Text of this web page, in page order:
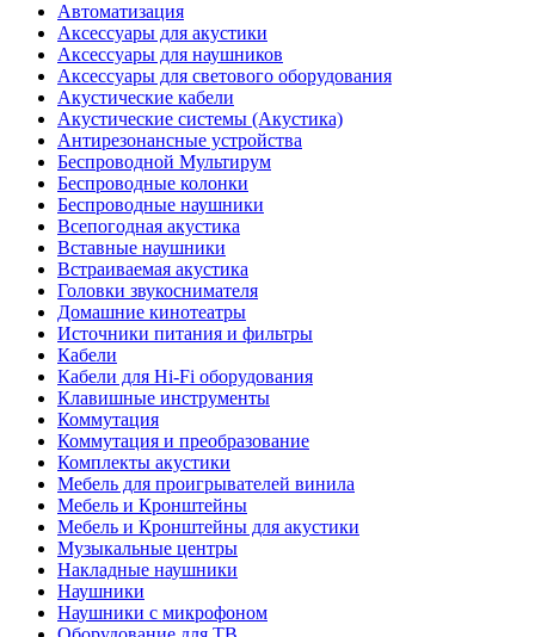
Автоматизация
Аксессуары для акустики
Аксессуары для наушников
Аксессуары для светового оборудования
Акустические кабели
Акустические системы (Акустика)
Антирезонансные устройства
Беспроводной Мультирум
Беспроводные колонки
Беспроводные наушники
Всепогодная акустика
Вставные наушники
Встраиваемая акустика
Головки звукоснимателя
Домашние кинотеатры
Источники питания и фильтры
Кабели
Кабели для Hi-Fi оборудования
Клавишные инструменты
Коммутация
Коммутация и преобразование
Комплекты акустики
Мебель для проигрывателей винила
Мебель и Кронштейны
Мебель и Кронштейны для акустики
Музыкальные центры
Накладные наушники
Наушники
Наушники с микрофоном